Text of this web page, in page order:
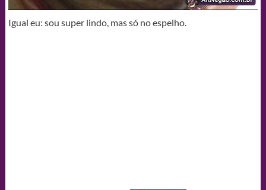
Igual eu: sou super lindo, mas só no espelho.